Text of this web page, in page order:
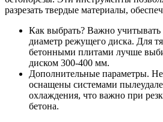
разрезать твердые материалы,
Как выбрать? Важно учитывать
диаметр режущего диска. Для
бетонными плитами лучше
диском 300-400 мм.
Дополнительные параметры.
оснащены системами
охлаждения, что важно при
бетона.